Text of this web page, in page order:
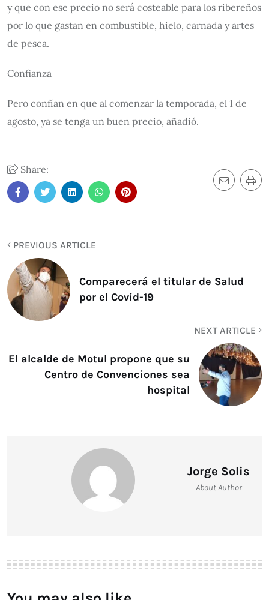
y que con ese precio no será costeable para los ribereños
por lo que gastan en combustible, hielo, carnada y artes
de pesca.
Confianza
Pero confían en que al comenzar la temporada, el 1 de
agosto, ya se tenga un buen precio, añadió.
Share:
PREVIOUS ARTICLE
Comparecerá el titular de Salud
por el Covid-19
NEXT ARTICLE
El alcalde de Motul propone que su
Centro de Convenciones sea
hospital
Jorge Solis
About Author